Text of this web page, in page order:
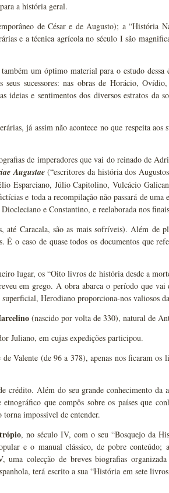
a história geral.
de César e de Augusto); a “História
e a técnica agrícola no século I são
um óptimo material para o estudo dessa
sucessores: nas obras de Horácio,
e sentimentos dos diversos estratos da
já assim não acontece no que respeita aos
de imperadores que vai do reinado de
Augustae(“escritores da história dos
Esparciano, Júlio Capitolino, Vulcácio
e toda a recompilação não passará de uma
e Constantino, e reelaborada nos
Caracala, são as mais sofríveis). Além de
o caso de quase todos os documentos que
lugar, os “Oito livros de história desde a
em grego. A obra abarca o período que vai
Herodiano proporciona-nos valiosos
(nascido por volta de 330), natural de
Juliano, em cujas expedições participou.
Valente (de 96 a 378), apenas nos ficaram
crédito. Além do seu grande conhecimento da
que compôs sobre os países que
torna impossível de entender.
, no século IV, com o seu “Bosquejo da
e o manual clássico, de pobre conteúdo;
colecção de breves biografias
terá escrito a sua “História em sete